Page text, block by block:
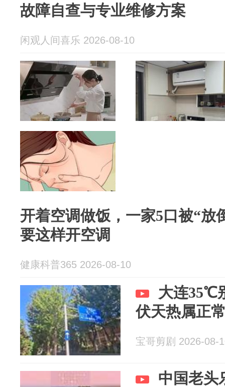
故障自查与专业维修方案
闲观人间喜乐 2026-08-10
开着空调做饭，一家5口被“放
要这样开空调
健康科普365 2026-08-10
大连35℃
伏天热属正
宝哥剪剧 2026-08-
中国老头